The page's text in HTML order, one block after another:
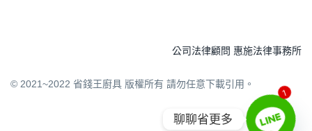
© 2021~2022 省錢王廚具 版權所有 請勿任意下載引用。
公司法律顧問 惠施法律事務所
1
聊聊省更多